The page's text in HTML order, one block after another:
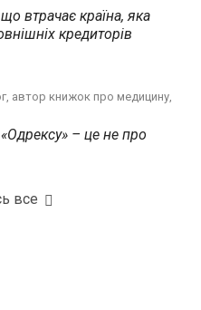
втрачає країна, яка
кредиторів
автор книжок про медицину,
– це не про
все